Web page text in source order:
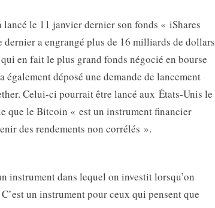
le 11 janvier dernier son fonds « iShares
a engrangé plus de 16 milliards de dollars
en fait le plus grand fonds négocié en bourse
également déposé une demande de lancement
Celui-ci pourrait être lancé aux États-Unis le
que le Bitcoin « est un instrument financier
des rendements non corrélés ».
instrument dans lequel on investit lorsqu’on
un instrument pour ceux qui pensent que